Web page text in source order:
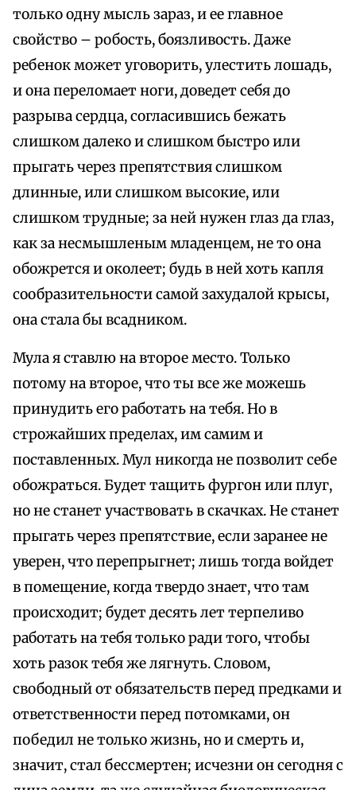
только одну мысль зараз, и ее главное
свойство – робость, боязливость. Даже
ребенок может уговорить, улестить лошадь,
и она переломает ноги, доведет себя до
разрыва сердца, согласившись бежать
слишком далеко и слишком быстро или
прыгать через препятствия слишком
длинные, или слишком высокие, или
слишком трудные; за ней нужен глаз да глаз,
как за несмышленым младенцем, не то она
обожрется и околеет; будь в ней хоть капля
сообразительности самой захудалой крысы,
она стала бы всадником.
Мула я ставлю на второе место. Только
потому на второе, что ты все же можешь
принудить его работать на тебя. Но в
строжайших пределах, им самим и
поставленных. Мул никогда не позволит себе
обожраться. Будет тащить фургон или плуг,
но не станет участвовать в скачках. Не станет
прыгать через препятствие, если заранее не
уверен, что перепрыгнет; лишь тогда войдет
в помещение, когда твердо знает, что там
происходит; будет десять лет терпеливо
работать на тебя только ради того, чтобы
хоть разок тебя же лягнуть. Словом,
свободный от обязательств перед предками и
ответственности перед потомками, он
победил не только жизнь, но и смерть и,
значит, стал бессмертен; исчезни он сегодня с